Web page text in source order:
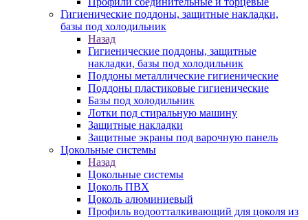
Гигиенические поддоны, защитные накладки,
базы под холодильник
Назад
Гигиенические поддоны, защитные
накладки, базы под холодильник
Поддоны металлические гигиенические
Поддоны пластиковые гигиенические
Базы под холодильник
Лотки под стиральную машину
Защитные накладки
Защитные экраны под варочную панель
Цокольные системы
Назад
Цокольные системы
Цоколь ПВХ
Цоколь алюминиевый
Профиль водоотталкивающий для цоколя из